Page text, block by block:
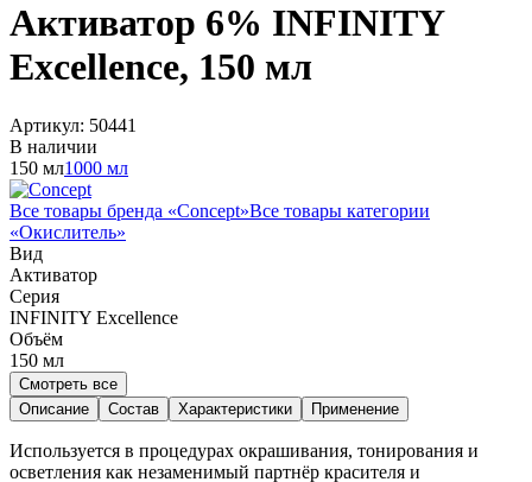
Активатор 6% INFINITY
Excellence, 150 мл
Артикул: 50441
В наличии
150 мл1000 мл
Все товары бренда «Concept»Все товары категории
«Окислитель»
Вид
Активатор
Серия
INFINITY Excellence
Объём
150 мл
Смотреть все
Описание
Состав Характеристики Применение
Используется в процедурах окрашивания, тонирования и
осветления как незаменимый партнёр красителя и